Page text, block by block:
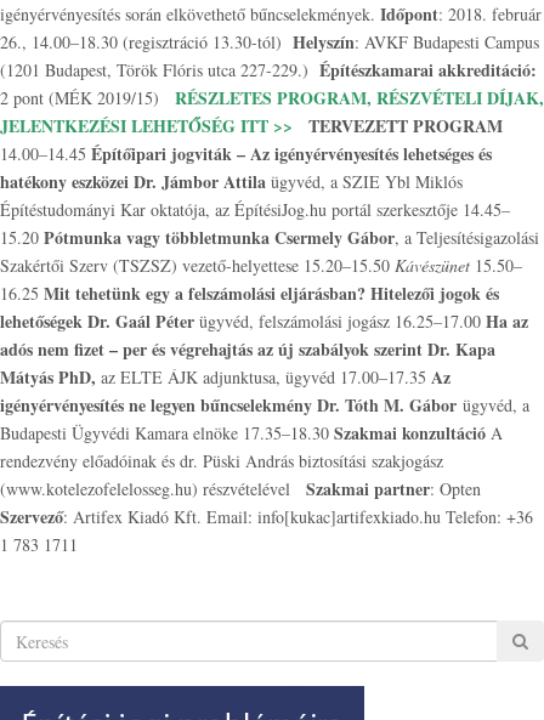
igényérvényesítés során elkövethető bűncselekmények. Időpont: 2018. február
26., 14.00–18.30 (regisztráció 13.30-tól) Helyszín: AVKF Budapesti Campus
(1201 Budapest, Török Flóris utca 227-229.) Építészkamarai akkreditáció:
2 pont (MÉK 2019/15)
RÉSZLETES PROGRAM, RÉSZVÉTELI DÍJAK,
JELENTKEZÉSI LEHETŐSÉG ITT >>
TERVEZETT PROGRAM
14.00–14.45 Építőipari jogviták – Az igényérvényesítés lehetséges és
hatékony eszközei Dr. Jámbor Attila ügyvéd, a SZIE Ybl Miklós
Építéstudományi Kar oktatója, az ÉpítésiJog.hu portál szerkesztője 14.45–
15.20 Pótmunka vagy többletmunka Csermely Gábor, a Teljesítésigazolási
Szakértői Szerv (TSZSZ) vezető-helyettese 15.20–15.50 Kávészünet 15.50–
16.25 Mit tehetünk egy a felszámolási eljárásban? Hitelezői jogok és
lehetőségek Dr. Gaál Péter ügyvéd, felszámolási jogász 16.25–17.00 Ha az
adós nem fizet – per és végrehajtás az új szabályok szerintDr. Kapa
Mátyás PhD, az ELTE ÁJK adjunktusa, ügyvéd 17.00–17.35 Az
igényérvényesítés ne legyen bűncselekményDr. Tóth M. Gábor ügyvéd, a
Budapesti Ügyvédi Kamara elnöke 17.35–18.30 Szakmai konzultáció A
rendezvény előadóinak és dr. Püski András biztosítási szakjogász
(www.kotelezofelelosseg.hu) részvételével Szakmai partner: Opten
Szervező: Artifex Kiadó Kft. Email: info[kukac]artifexkiado.hu Telefon: +36
1 783 1711